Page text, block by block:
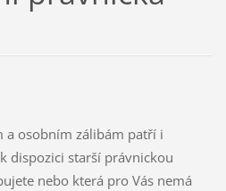
a osobním zálibám patří i
dispozici starší právnickou
nebo která pro Vás nemá